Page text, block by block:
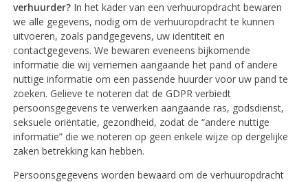
verhuurder? In het kader van een verhuuropdracht bewaren
we alle gegevens, nodig om de verhuuropdracht te kunnen
uitvoeren, zoals pandgegevens, uw identiteit en
contactgegevens. We bewaren eveneens bijkomende
informatie die wij vernemen aangaande het pand of andere
nuttige informatie om een passende huurder voor uw pand te
zoeken. Gelieve te noteren dat de GDPR verbiedt
persoonsgegevens te verwerken aangaande ras, godsdienst,
seksuele oriëntatie, gezondheid, zodat de “andere nuttige
informatie” die we noteren op geen enkele wijze op dergelijke
zaken betrekking kan hebben.
Persoonsgegevens worden bewaard om de verhuuropdracht